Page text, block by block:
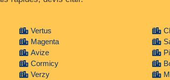
Vertus
Magenta
Avize
Cormicy
Verzy